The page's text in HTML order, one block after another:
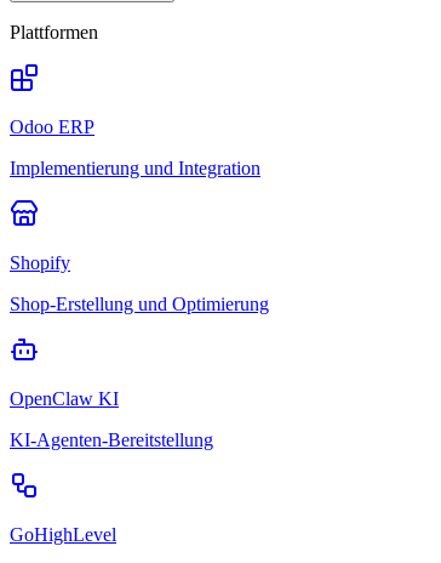
Plattformen
Odoo ERP
Implementierung und Integration
Shopify
Shop-Erstellung und Optimierung
OpenClaw KI
KI-Agenten-Bereitstellung
GoHighLevel